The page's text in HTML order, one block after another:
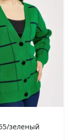
зеленый